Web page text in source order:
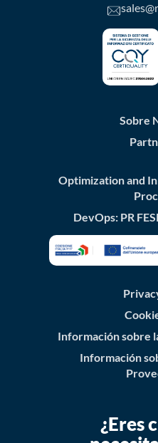
Sobre
Optimization and
DevOps: PR
Información sobre
Información
¿Eres